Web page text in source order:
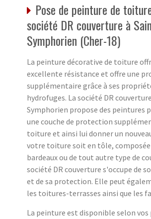
Pose de peinture de
société DR couverture à
Symphorien (Cher-18)
La peinture décorative de toiture
excellente résistance et offre une
supplémentaire grâce à ses
hydrofuges. La société DR
Symphorien propose des peintures
une couche de protection
toiture et ainsi lui donner un
votre toiture soit en tôle, composée
bardeaux ou de tout autre type de
société DR couverture s'occupe de
et de sa protection. Elle peut
les toitures-terrasses ainsi que les
La peinture est disponible selon vos